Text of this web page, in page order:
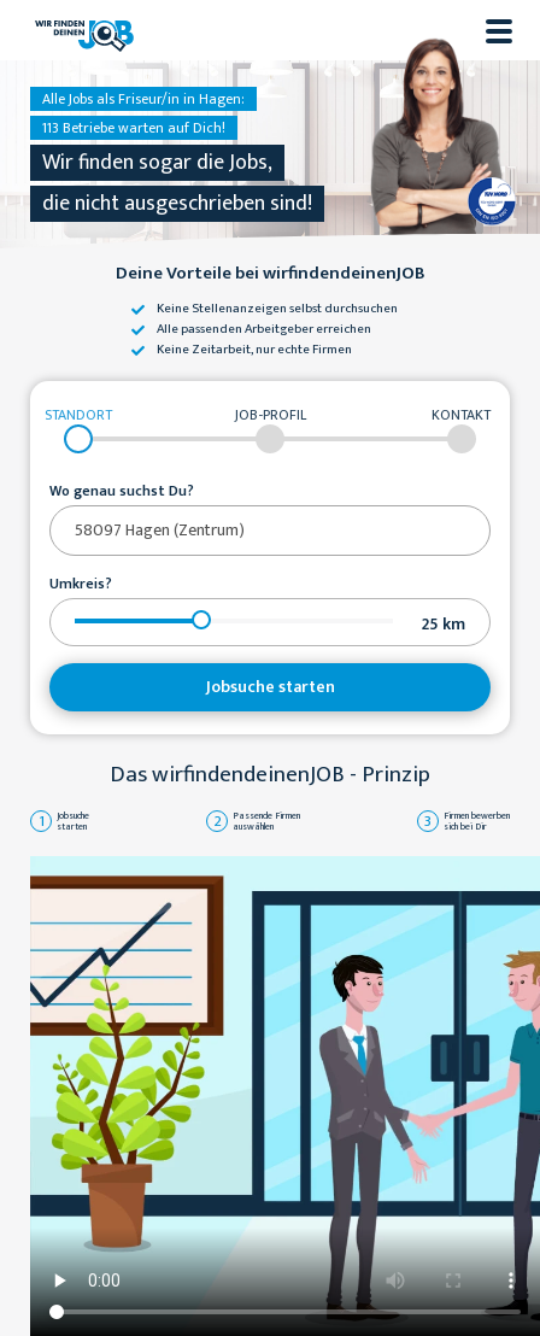
Alle Jobs als Friseur/in in Hagen:
113 Betriebe warten auf Dich!
Wir finden sogar die Jobs,
die nicht ausgeschrieben sind!
Deine Vorteile bei wirfindendeinenJOB
Keine Stellenanzeigenselbst durchsuchen
Alle passendenArbeitgeber erreichen
Keine Zeitarbeit,nur echte Firmen
STANDORT JOB-PROFIL KONTAKT
Wo genau suchst Du?
Umkreis?
25 km
Jobsuche starten
Das wirfindendeinenJOB - Prinzip
1 Jobsuche
starten 2 Passende Firmen
auswählen 3 Firmen bewerben
sich bei Dir